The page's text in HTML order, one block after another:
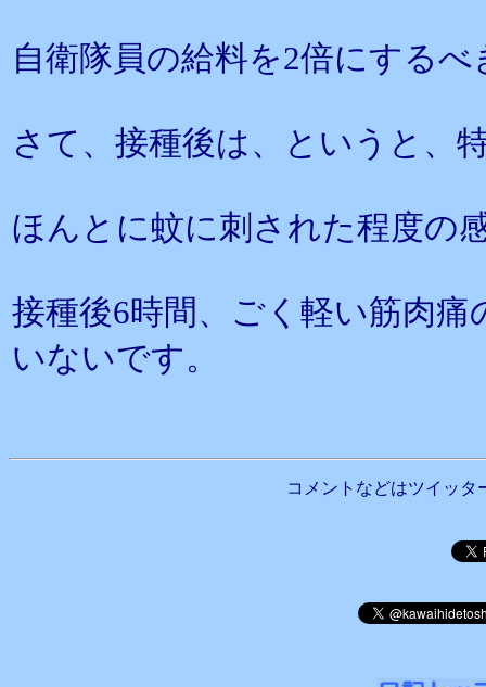
自衛隊員の給料を2倍にするべ
さて、接種後は、というと、
ほんとに蚊に刺された程度の
接種後6時間、ごく軽い筋肉
いないです。
コメントなどはツイッタ